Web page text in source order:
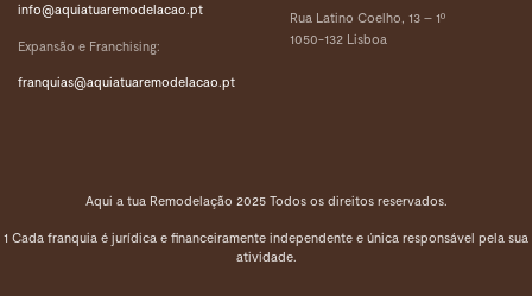
info@aquiatuaremodelacao.pt
Expansão e Franchising:
franquias@aquiatuaremodelacao.pt
Rua Latino Coelho, 13 – 1º
1050-132 Lisboa
Aqui a tua Remodelação 2025 Todos os direitos reservados.
1 Cada franquia é jurídica e financeiramente independente e única responsável pela sua
atividade.